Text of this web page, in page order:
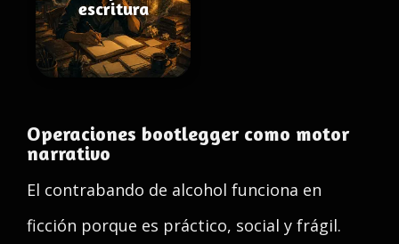
escritura
Operaciones bootlegger como motor
narrativo
El contrabando de alcohol funciona en
ficción porque es práctico, social y frágil.